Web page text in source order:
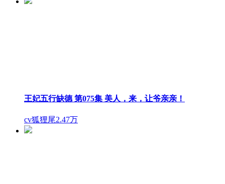
王妃五行缺德 第075集 美人，来，让爷亲亲！
cv狐狸尾2.47万